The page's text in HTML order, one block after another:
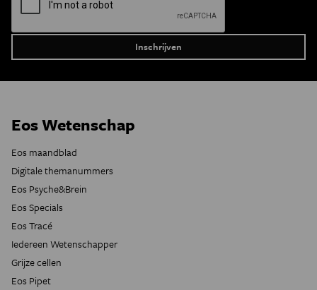
Eos Wetenschap
Eos maandblad
Digitale themanummers
Eos Psyche&Brein
Eos Specials
Eos Tracé
Iedereen Wetenschapper
Grijze cellen
Eos Pipet